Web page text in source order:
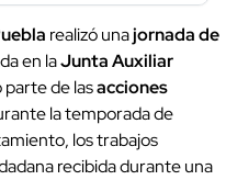
realizó unajornada de
en laJunta Auxiliar
parte de lasacciones
la temporada de
los trabajos
recibida durante una